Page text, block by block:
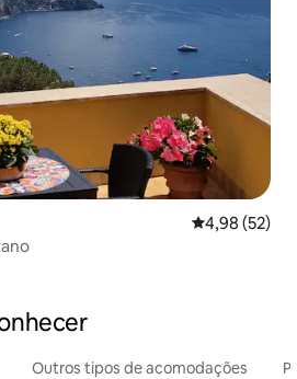
4,98 de uma
4,98 (52)
Outros tipos de acomodações